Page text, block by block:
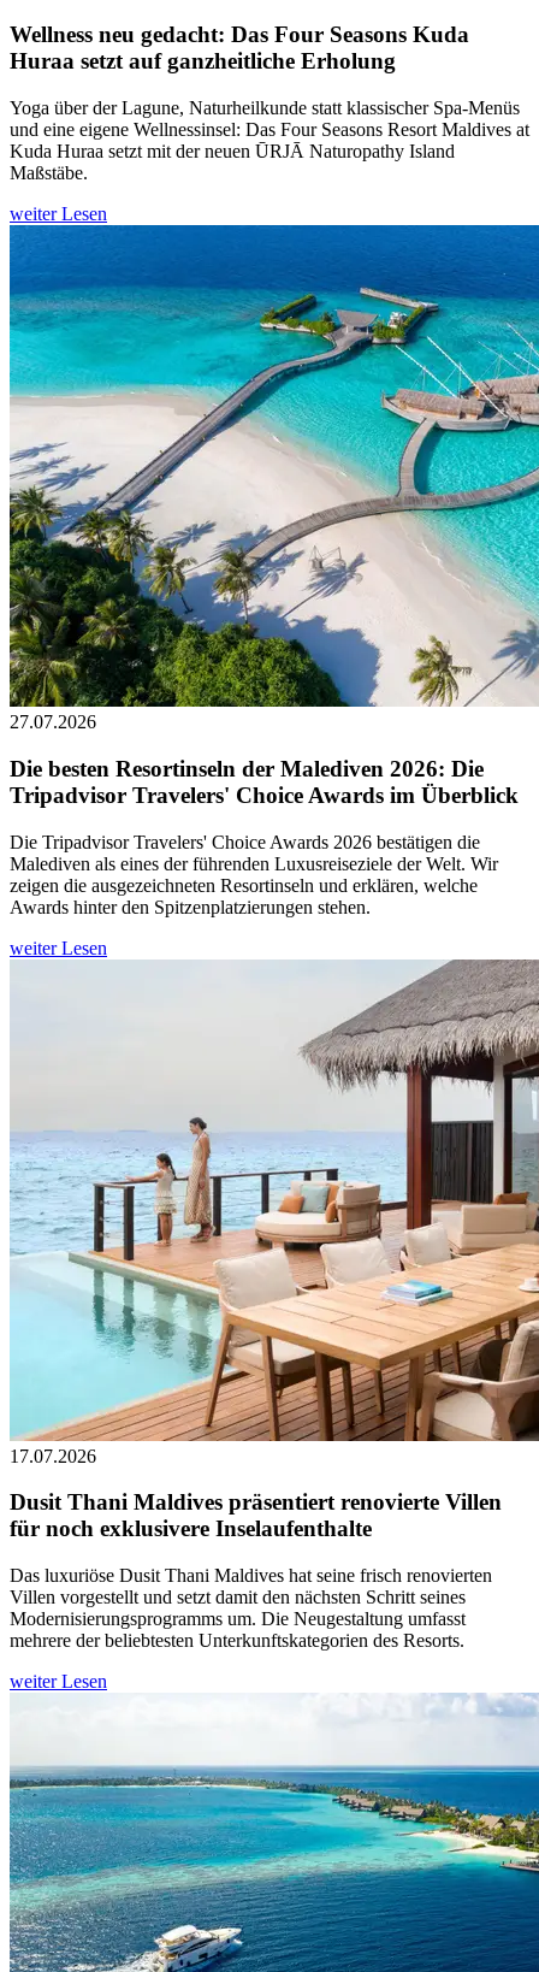
Wellness neu gedacht: Das Four Seasons Kuda
Huraa setzt auf ganzheitliche Erholung
Yoga über der Lagune, Naturheilkunde statt klassischer Spa-Menüs
und eine eigene Wellnessinsel: Das Four Seasons Resort Maldives at
Kuda Huraa setzt mit der neuen ŪRJĀ Naturopathy Island
Maßstäbe.
weiter Lesen
27.07.2026
Die besten Resortinseln der Malediven 2026: Die
Tripadvisor Travelers' Choice Awards im Überblick
Die Tripadvisor Travelers' Choice Awards 2026 bestätigen die
Malediven als eines der führenden Luxusreiseziele der Welt. Wir
zeigen die ausgezeichneten Resortinseln und erklären, welche
Awards hinter den Spitzenplatzierungen stehen.
weiter Lesen
17.07.2026
Dusit Thani Maldives präsentiert renovierte Villen
für noch exklusivere Inselaufenthalte
Das luxuriöse Dusit Thani Maldives hat seine frisch renovierten
Villen vorgestellt und setzt damit den nächsten Schritt seines
Modernisierungsprogramms um. Die Neugestaltung umfasst
mehrere der beliebtesten Unterkunftskategorien des Resorts.
weiter Lesen